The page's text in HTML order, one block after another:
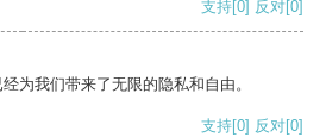
支持[0] 反对[0]
为我们带来了无限的隐私和自由。
支持[0] 反对[0]